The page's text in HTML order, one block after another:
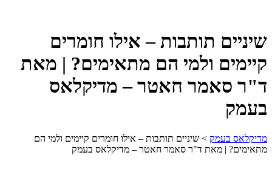
שיניים תותבות – אילו חומרים
קיימים ולמי הם מתאימים? | מאת
ד"ר סאמר חאטר – מדיקלאס
בעמק
מדיקלאס בעמק > שיניים תותבות – אילו חומרים קיימים ולמי הם
מתאימים? | מאת ד"ר סאמר חאטר – מדיקלאס בעמק